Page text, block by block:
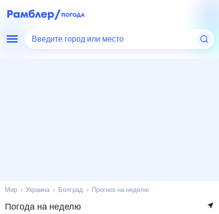
Введите город или место
Мир Украина Болград Прогноз на неделю
Погода на неделю